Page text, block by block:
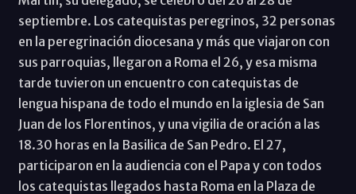
septiembre. Los catequistas peregrinos, 32 personas
en la peregrinación diocesana y más que viajaron con
sus parroquias, llegaron a Roma el 26, y esa misma
tarde tuvieron un encuentro con catequistas de
lengua hispana de todo el mundo en la iglesia de San
Juan de los Florentinos, y una vigilia de oración a las
18.30 horas en la Basilica de San Pedro. El 27,
participaron en la audiencia con el Papa y con todos
los catequistas llegados hasta Roma en la Plaza de